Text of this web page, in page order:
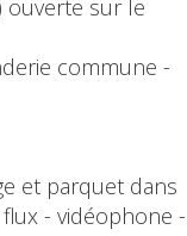
ouverte sur le
commune -
et parquet dans
- vidéophone -